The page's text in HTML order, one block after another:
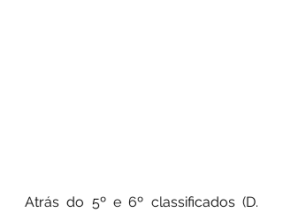
Atrás do 5º e 6º classificados (D.